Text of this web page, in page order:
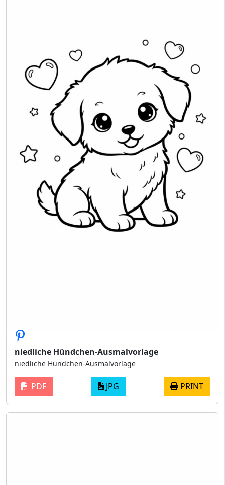
niedliche Hündchen-Ausmalvorlage
niedliche Hündchen-Ausmalvorlage
PDF JPG PRINT